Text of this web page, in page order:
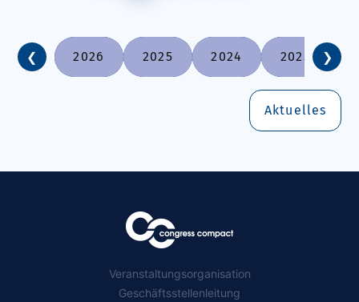
❮ 2026 2025 2024 2023 ❯
Aktuelles
Veranstaltungsorganisation
Geschäftsstellenleitung